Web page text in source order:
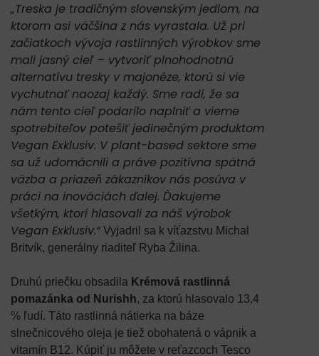
„Treska je tradičným slovenským jedlom, na
ktorom asi väčšina z nás vyrastala. Už pri
začiatkoch vývoja rastlinných výrobkov sme
mali jasný cieľ – vytvoriť plnohodnotnú
alternatívu tresky v majonéze, ktorú si vie
vychutnať naozaj každý. Sme radi, že sa
nám tento cieľ podarilo naplniť a vieme
spotrebiteľov potešiť jedinečným produktom
Vegan Exklusiv. V plant-based sektore sme
sa už udomácnili a práve pozitívna spätná
väzba a priazeň zákazníkov nás posúva v
práci na inováciách ďalej. Ďakujeme
všetkým, ktorí hlasovali za náš výrobok
Vegan Exklusiv.“ Vyjadril sa k víťazstvu Michal
Britvík, generálny riaditeľ Ryba Žilina.
Druhú priečku obsadila Krémová rastlinná
pomazánka od Nurishh, za ktorú hlasovalo 13,4
% ľudí. Táto rastlinná nátierka na báze
slnečnicového oleja je tiež obohatená o vápnik a
vitamín B12. Kúpiť ju môžete v reťazcoch Tesco